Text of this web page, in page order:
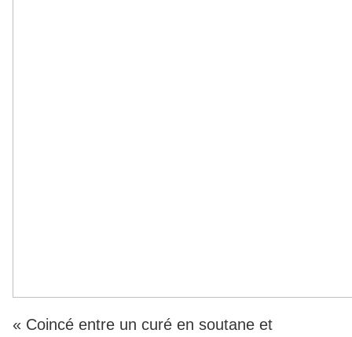
« Coincé entre un curé en soutane et